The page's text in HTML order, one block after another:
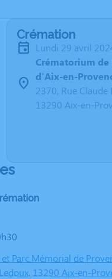
Crémation
lundi 29 avril
Crématorium de
d'Aix-en-
2370, Rue
13290 Aix-en-
Parc Mémorial de
13290 Aix-en-